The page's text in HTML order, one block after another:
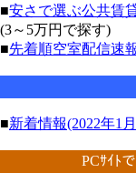
■安さで選ぶ公共賃
(3～5万円で探す)
■先着順空室配信速
■新着情報(2022年1
PCｻｲﾄ